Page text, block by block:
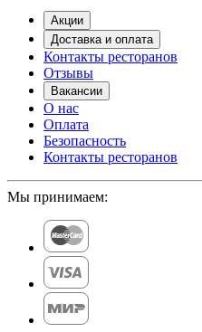
Акции
Доставка и оплата
Контакты ресторанов
Отзывы
Вакансии
О нас
Оплата
Безопасность
Контакты ресторанов
Мы принимаем: